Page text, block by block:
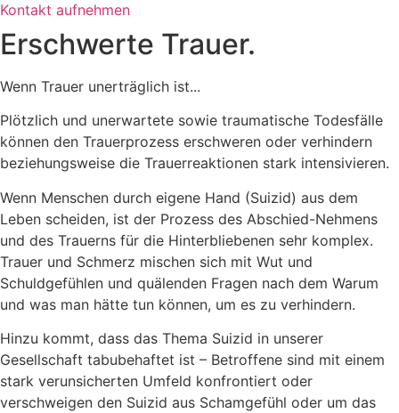
Kontakt aufnehmen
Erschwerte Trauer.
Wenn Trauer unerträglich ist...
Plötzlich und unerwartete sowie traumatische Todesfälle
können den Trauerprozess erschweren oder verhindern
beziehungsweise die Trauerreaktionen stark intensivieren.
Wenn Menschen durch eigene Hand (Suizid) aus dem
Leben scheiden, ist der Prozess des Abschied-Nehmens
und des Trauerns für die Hinterbliebenen sehr komplex.
Trauer und Schmerz mischen sich mit Wut und
Schuldgefühlen und quälenden Fragen nach dem Warum
und was man hätte tun können, um es zu verhindern.
Hinzu kommt, dass das Thema Suizid in unserer
Gesellschaft tabubehaftet ist – Betroffene sind mit einem
stark verunsicherten Umfeld konfrontiert oder
verschweigen den Suizid aus Schamgefühl oder um das